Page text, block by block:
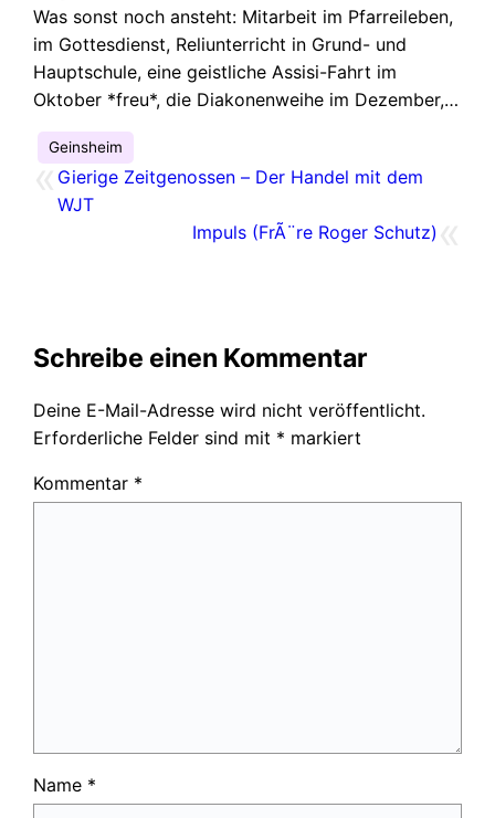
Was sonst noch ansteht: Mitarbeit im Pfarreileben,
im Gottesdienst, Reliunterricht in Grund- und
Hauptschule, eine geistliche Assisi-Fahrt im
Oktober *freu*, die Diakonenweihe im Dezember,…
Geinsheim
«Gierige Zeitgenossen – Der Handel mit dem
WJT
Impuls (FrÃ¨re Roger Schutz)
Schreibe einen Kommentar
Deine E-Mail-Adresse wird nicht veröffentlicht.
Erforderliche Felder sind mit * markiert
Kommentar *
Name *